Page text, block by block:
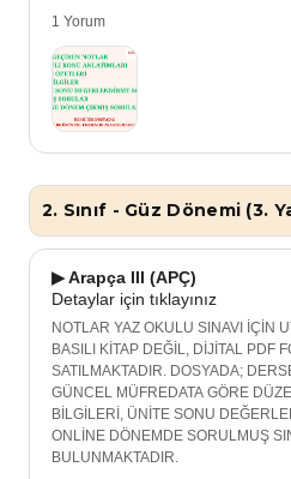
1 Yorum
2. Sınıf - Güz Dönemi (3.
▶ Arapça III (APÇ)
Detaylar için tıklayınız
NOTLAR YAZ OKULU SINAVI İÇİN
BASILI KİTAP DEĞİL, DİJİTAL PDF
SATILMAKTADIR. DOSYADA;
GÜNCEL MÜFREDATA GÖRE
BİLGİLERİ, ÜNİTE SONU
ONLİNE DÖNEMDE SORULMUŞ
BULUNMAKTADIR.